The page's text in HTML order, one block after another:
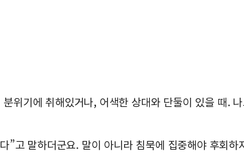
위기에 취해있거나, 어색한 상대와 단둘이 있을 때.
”고 말하더군요. 말이 아니라 침묵에 집중해야 후회하